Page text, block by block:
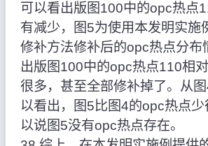
可以看出版图100中的opc热点
有减少，图5为使用本发明实施
修补方法修补后的opc热点分布
出版图100中的opc热点110相
很多，甚至全部修补掉了。从图
以看出，图5比图4的opc热点少
以说图5没有opc热点存在。